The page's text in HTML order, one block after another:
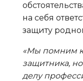
на себя
защиту
«Мы помним
защитника,
делу